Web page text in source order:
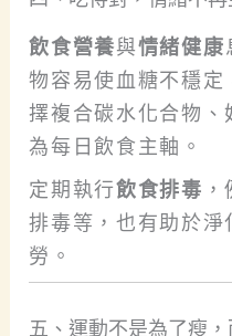
飲食營養與情緒健康
物容易使血糖不穩定
擇複合碳水化合物
為每日飲食主軸。
定期執行飲食排毒
排毒等，也有助於
勞。
五、運動不是為了瘦